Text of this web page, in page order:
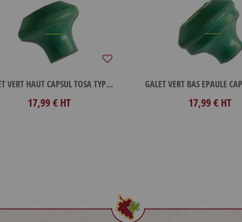
GALET VERT HAUT CAPSUL TOSA TYPE A
17,99 € HT 17,99 € HT